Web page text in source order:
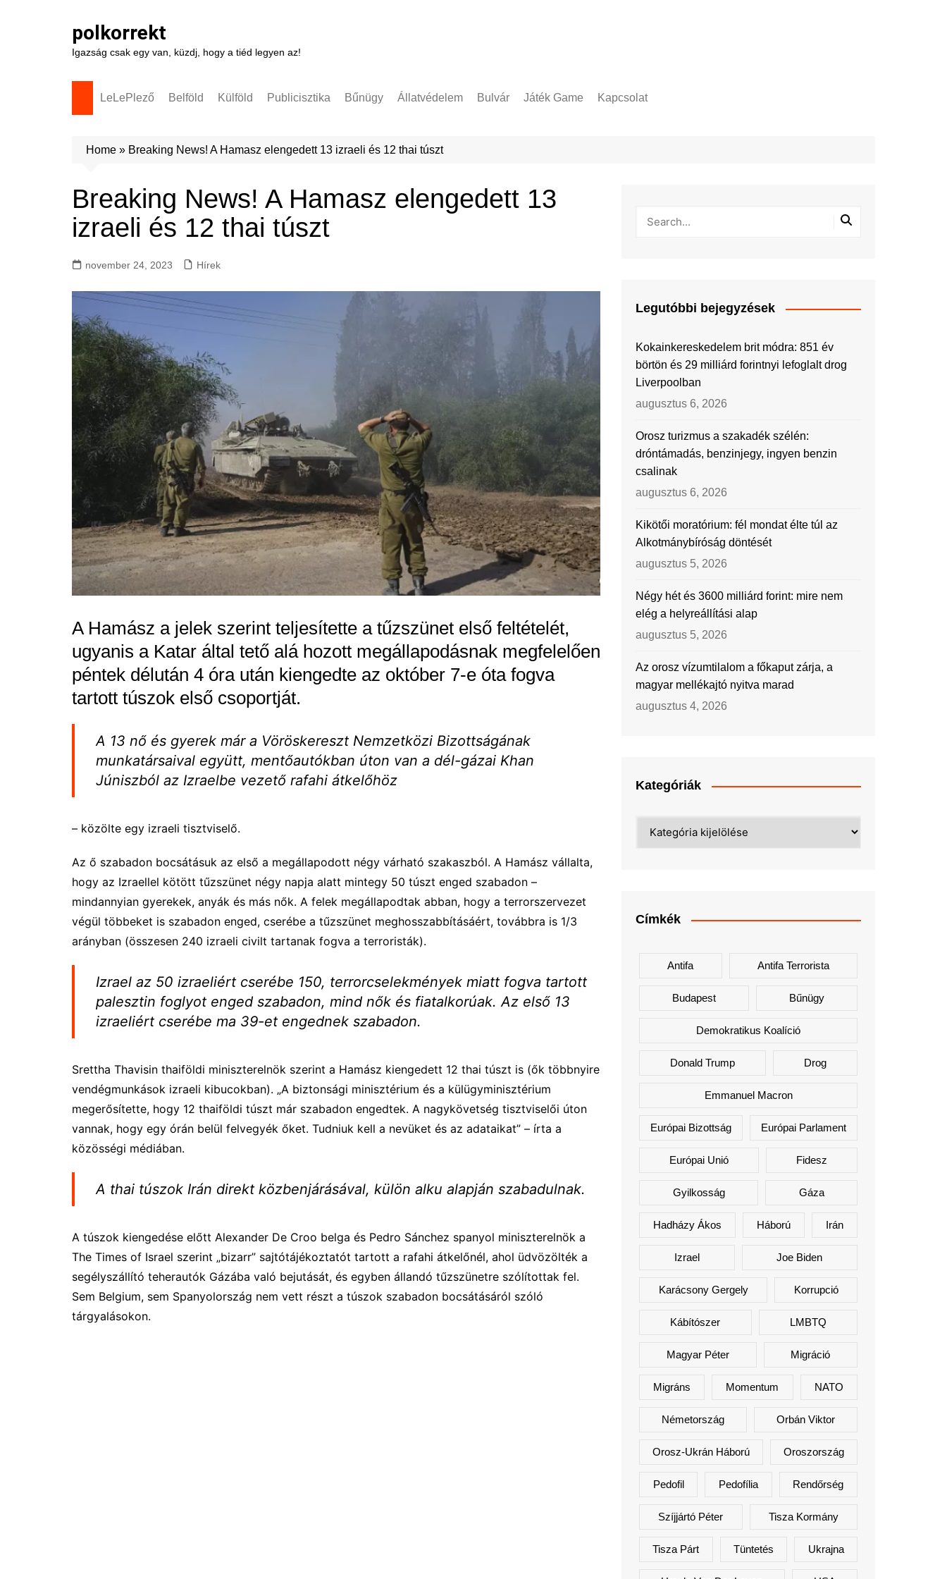
polkorrekt
Igazság csak egy van, küzdj, hogy a tiéd legyen az!
LeLePlező Belföld Külföld Publicisztika Bűnügy Állatvédelem Bulvár Játék Game Kapcsolat
Home » Breaking News! A Hamasz elengedett 13 izraeli és 12 thai túszt
Breaking News! A Hamasz elengedett 13
izraeli és 12 thai túszt
november 24, 2023 Hírek
A Hamász a jelek szerint teljesítette a tűzszünet első feltételét,
ugyanis a Katar által tető alá hozott megállapodásnak megfelelően
péntek délután 4 óra után kiengedte az október 7-e óta fogva
tartott túszok első csoportját.
A 13 nő és gyerek már a Vöröskereszt Nemzetközi Bizottságának
munkatársaival együtt, mentőautókban úton van a dél-gázai Khan
Júniszból az Izraelbe vezető rafahi átkelőhöz
– közölte egy izraeli tisztviselő.
Az ő szabadon bocsátásuk az első a megállapodott négy várható szakaszból. A Hamász vállalta,
hogy az Izraellel kötött tűzszünet négy napja alatt mintegy 50 túszt enged szabadon –
mindannyian gyerekek, anyák és más nők. A felek megállapodtak abban, hogy a terrorszervezet
végül többeket is szabadon enged, cserébe a tűzszünet meghosszabbításáért, továbbra is 1/3
arányban (összesen 240 izraeli civilt tartanak fogva a terroristák).
Izrael az 50 izraeliért cserébe 150, terrorcselekmények miatt fogva tartott
palesztin foglyot enged szabadon, mind nők és fiatalkorúak. Az első 13
izraeliért cserébe ma 39-et engednek szabadon.
Srettha Thavisin thaiföldi miniszterelnök szerint a Hamász kiengedett 12 thai túszt is (ők többnyire
vendégmunkások izraeli kibucokban). „A biztonsági minisztérium és a külügyminisztérium
megerősítette, hogy 12 thaiföldi túszt már szabadon engedtek. A nagykövetség tisztviselői úton
vannak, hogy egy órán belül felvegyék őket. Tudniuk kell a nevüket és az adataikat” – írta a
közösségi médiában.
A thai túszok Irán direkt közbenjárásával, külön alku alapján szabadulnak.
A túszok kiengedése előtt Alexander De Croo belga és Pedro Sánchez spanyol miniszterelnök a
The Times of Israel szerint „bizarr” sajtótájékoztatót tartott a rafahi átkelőnél, ahol üdvözölték a
segélyszállító teherautók Gázába való bejutását, és egyben állandó tűzszünetre szólítottak fel.
Sem Belgium, sem Spanyolország nem vett részt a túszok szabadon bocsátásáról szóló
tárgyalásokon.
Legutóbbi bejegyzések
Kokainkereskedelem brit módra: 851 év
börtön és 29 milliárd forintnyi lefoglalt drog
Liverpoolban
augusztus 6, 2026
Orosz turizmus a szakadék szélén:
dróntámadás, benzinjegy, ingyen benzin
csalinak
augusztus 6, 2026
Kikötői moratórium: fél mondat élte túl az
Alkotmánybíróság döntését
augusztus 5, 2026
Négy hét és 3600 milliárd forint: mire nem
elég a helyreállítási alap
augusztus 5, 2026
Az orosz vízumtilalom a főkaput zárja, a
magyar mellékajtó nyitva marad
augusztus 4, 2026
Kategóriák
Címkék
Antifa Antifa Terrorista
Budapest Bűnügy
Demokratikus Koalíció
Donald Trump Drog
Emmanuel Macron
Európai Bizottság Európai Parlament
Európai Unió Fidesz
Gyilkosság Gáza
Hadházy Ákos Háború Irán
Izrael Joe Biden
Karácsony Gergely Korrupció
Kábítószer LMBTQ
Magyar Péter Migráció
Migráns Momentum NATO
Németország Orbán Viktor
Orosz-Ukrán Háború Oroszország
Pedofil Pedofília Rendőrség
Szíjjártó Péter Tisza Kormány
Tisza Párt Tüntetés Ukrajna